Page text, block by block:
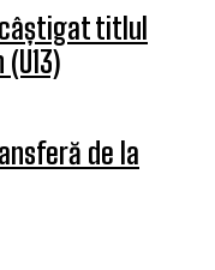
titlul
de la